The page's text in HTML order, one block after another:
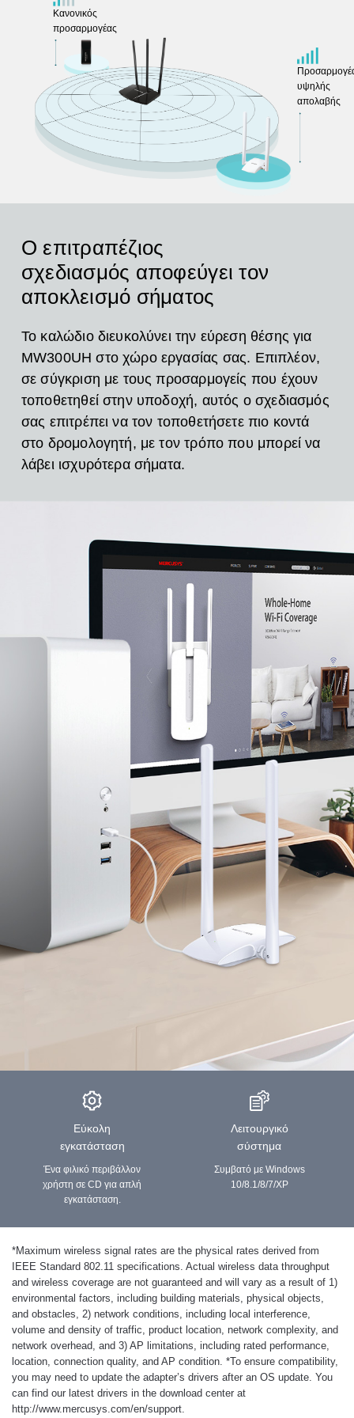
Κανονικός
προσαρμογέας
υψηλής
απολαβής
Ο επιτραπέζιος
σχεδιασμός αποφεύγει τον
αποκλεισμό σήματος
Το καλώδιο διευκολύνει την εύρεση θέσης για
MW300UH στο χώρο εργασίας σας. Επιπλέον,
σε σύγκριση με τους προσαρμογείς που έχουν
τοποθετηθεί στην υποδοχή, αυτός ο σχεδιασμός
σας επιτρέπει να τον τοποθετήσετε πιο κοντά
στο δρομολογητή, με τον τρόπο που μπορεί να
λάβει ισχυρότερα σήματα.
Εύκολη
εγκατάσταση
Ένα φιλικό περιβάλλον
χρήστη σε CD για απλή
εγκατάσταση.
Λειτουργικό
σύστημα
Συμβατό με Windows
10/8.1/8/7/XP
*Maximum wireless signal rates are the physical rates derived from
IEEE Standard 802.11 specifications. Actual wireless data throughput
and wireless coverage are not guaranteed and will vary as a result of 1)
environmental factors, including building materials, physical objects,
and obstacles, 2) network conditions, including local interference,
volume and density of traffic, product location, network complexity, and
network overhead, and 3) AP limitations, including rated performance,
location, connection quality, and AP condition. *To ensure compatibility,
you may need to update the adapter’s drivers after an OS update. You
can find our latest drivers in the download center at
http://www.mercusys.com/en/support.